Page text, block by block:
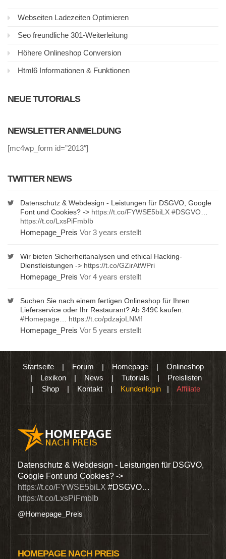
Webseiten Ladezeiten Optimieren
Seo freundliche 301-Weiterleitung
Höhere Onlineshop Conversion
Html6 Informationen & Funktionen
NEUE TUTORIALS
NEWSLETTER ANMELDUNG
[mc4wp_form id=”2013″]
TWITTER NEWS
Datenschutz & Webdesign - Leistungen für DSGVO, Google
Font und Cookies? -> https://t.co/FYWSE5biLX #DSGVO
https://t.co/LxsPiFmbIb
Homepage_Preis Vor 3 years erstellt
Wir bieten Sicherheitanalysen und ethical Hacking-
Dienstleistungen -> https://t.co/GZirAtWPri
Homepage_Preis Vor 4 years erstellt
Suchen Sie nach einem fertigen Onlineshop für Ihren
Lieferservice oder Ihr Restaurant? Ab 349€ kaufen.
#Homepage
https://t.co/pdzajoLNMf
Homepage_Preis Vor 5 years erstellt
Startseite| Forum | Homepage| Onlineshop
| Lexikon | News | Tutorials | Preislisten
| Shop | Kontakt | Kundenlogin | Affiliate
Datenschutz & Webdesign - Leistungen für DSGVO,
Google Font und Cookies? ->
https://t.co/FYWSE5biLX #DSGVO…
https://t.co/LxsPiFmbIb
@Homepage_Preis
HOMEPAGE NACH PREIS